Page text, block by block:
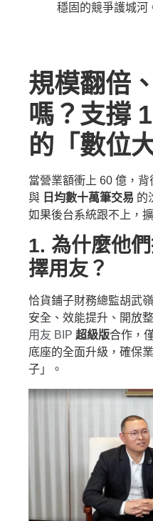
穩固的競爭護城河
規模翻倍
嗎？支撐
的「數位
當營業額衝上 60 億，背
與 日均數十萬筆交易 的
如果後台系統跟不上，
1. 為什麼他
擇用友？
恰貨鋪子財務總監胡武
安全、效能提升、開放
用友 BIP 超級版合作，
底座的全面升級，確保
子」。